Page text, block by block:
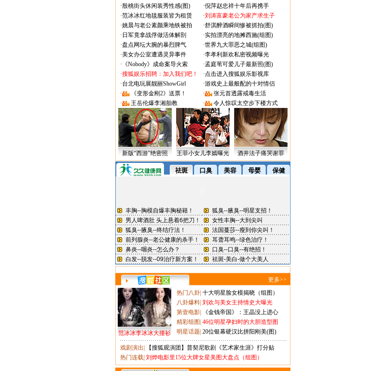
·殷桃街头休闲装秀性感(图) ·倪萍赵忠祥十年后再携手
·范冰冰红地毯服装皆为租赁 ·刘涛富豪老公为家产求生子
·姚晨与老公素颜乘地铁被拍 ·舒淇醉酒瞬间惨被抓拍(图)
· 日军竟拿战俘做活体解剖 ·实拍漂亮的地摊西施(组图)
·盘点网坛大腕的暴烈脾气 ·世界九大罪恶之城(组图)
·美女办公室遭遇灵异事件 ·李孝利新欢私密视频曝光
· 《Nobody》成命案导火索 ·孟庭苇可爱儿子最新照(图)
·搜狐娱乐招聘：加入我们吧！ ·点击进入搜狐娱乐影视库
·台北电玩展靓丽ShowGirl ·游戏史上最般配的十对情侣
·
《变形金刚2》送票！ ·
张元首透露戒毒生活
·
王岳伦爆李湘胎教 · 令人惊叹太空步下楼方式
新版“西游”绝密照 王菲小女儿李嫣曝光 酒井法子痛哭谢罪
更多>>
范冰冰李冰冰大撞衫
热门八卦 十大明星脸女模揭晓（组图）
八卦爆料 刘欢与美女主持情史大曝光
第壹电影
《金钱帝国》：王晶没上进心
精彩组图 46位明星孕妇时的大胆造型图
明星话题 20位银幕硬汉比拼阳刚美(图)
戏剧演出
【搜狐观演团】普契尼歌剧《艺术家生涯》打分贴
热门连载 刘烨电影里15位大牌女星美图大盘点（组图）